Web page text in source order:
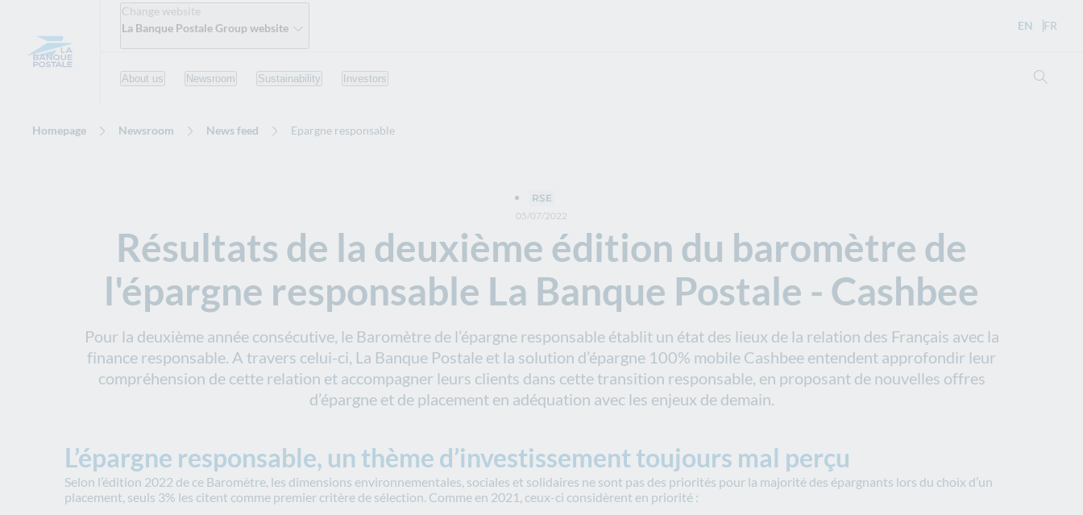
Change website
La Banque Postale Group website
About us Newsroom Sustainability Investors
EN - English
FR
Homepage Newsroom News feed Epargne responsable
Résultats de la deuxième édition du baromètre de
l'épargne responsable La Banque Postale - Cashbee
05/07/2022
RSE
Pour la deuxième année consécutive, le Baromètre de l’épargne responsable établit un état des lieux de la relation des Français avec la
finance responsable. A travers celui-ci, La Banque Postale et la solution d’épargne 100% mobile Cashbee entendent approfondir leur
compréhension de cette relation et accompagner leurs clients dans cette transition responsable, en proposant de nouvelles offres
d’épargne et de placement en adéquation avec les enjeux de demain.
L’épargne responsable, un thème d’investissement toujours mal perçu
Selon l’édition 2022 de ce Baromètre, les dimensions environnementales, sociales et solidaires ne sont pas des priorités pour la majorité des épargnants lors du choix d’un
placement, seuls 3% les citent comme premier critère de sélection. Comme en 2021, ceux-ci considèrent en priorité :